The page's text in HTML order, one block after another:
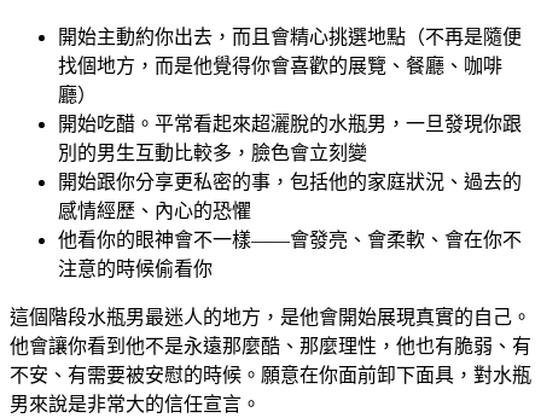
開始主動約你出去，而且會精心挑選地點（不再是隨便
找個地方，而是他覺得你會喜歡的展覽、餐廳、咖啡
廳）
開始吃醋。平常看起來超灑脫的水瓶男，一旦發現你跟
別的男生互動比較多，臉色會立刻變
開始跟你分享更私密的事，包括他的家庭狀況、過去的
感情經歷、內心的恐懼
他看你的眼神會不一樣——會發亮、會柔軟、會在你不
注意的時候偷看你
這個階段水瓶男最迷人的地方，是他會開始展現真實的自己。
他會讓你看到他不是永遠那麼酷、那麼理性，他也有脆弱、有
不安、有需要被安慰的時候。願意在你面前卸下面具，對水瓶
男來說是非常大的信任宣言。